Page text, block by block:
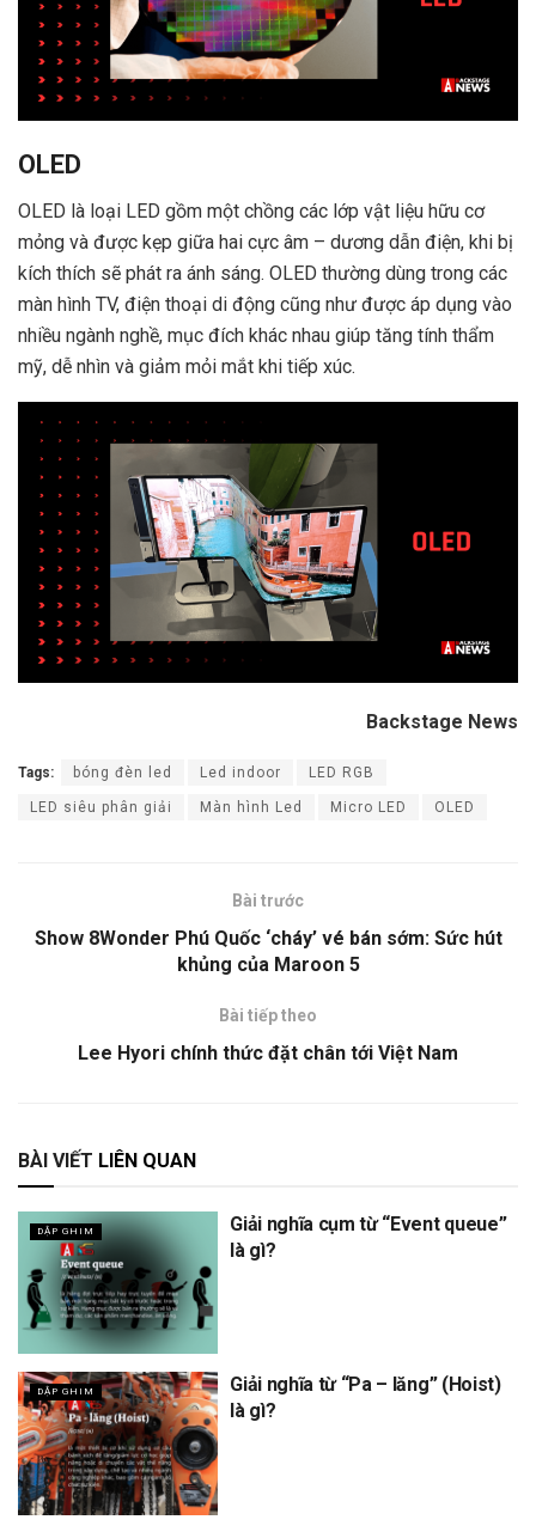
OLED
OLED là loại LED gồm một chồng các lớp vật liệu hữu cơ
mỏng và được kẹp giữa hai cực âm – dương dẫn điện, khi bị
kích thích sẽ phát ra ánh sáng. OLED thường dùng trong các
màn hình TV, điện thoại di động cũng như được áp dụng vào
nhiều ngành nghề, mục đích khác nhau giúp tăng tính thẩm
mỹ, dễ nhìn và giảm mỏi mắt khi tiếp xúc.
Backstage News
Tags: bóng đèn led Led indoor LED RGB
LED siêu phân giải Màn hình Led Micro LED OLED
Bài trước
Show 8Wonder Phú Quốc ‘cháy’ vé bán sớm: Sức hút
khủng của Maroon 5
Bài tiếp theo
Lee Hyori chính thức đặt chân tới Việt Nam
BÀI VIẾT LIÊN QUAN
DẬP GHIM
Giải nghĩa cụm từ “Event queue”
là gì?
DẬP GHIM
Giải nghĩa từ “Pa – lăng” (Hoist)
là gì?